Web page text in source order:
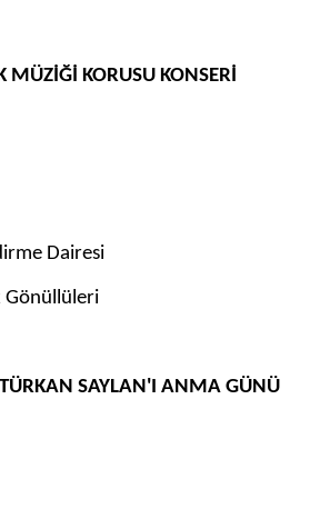
MÜZİĞİ KORUSU KONSERİ
Dairesi
Gönüllüleri
SAYLAN'I ANMA GÜNÜ